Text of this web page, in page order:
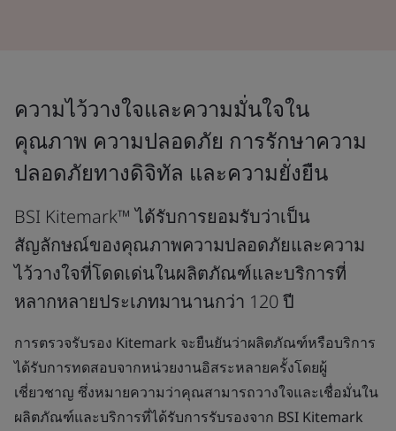
ความไว้วางใจและความมั่นใจใน
คุณภาพ ความปลอดภัย การรักษาความ
ปลอดภัยทางดิจิทัล และความยั่งยืน
BSI Kitemark™ ได้รับการยอมรับว่าเป็น
สัญลักษณ์ของคุณภาพความปลอดภัยและความ
ไว้วางใจที่โดดเด่นในผลิตภัณฑ์และบริการที่
หลากหลายประเภทมานานกว่า 120 ปี
การตรวจรับรอง Kitemark จะยืนยันว่าผลิตภัณฑ์หรือบริการ
ได้รับการทดสอบจากหน่วยงานอิสระหลายครั้งโดยผู้
เชี่ยวชาญ ซึ่งหมายความว่าคุณสามารถวางใจและเชื่อมั่นใน
ผลิตภัณฑ์และบริการที่ได้รับการรับรองจาก BSI Kitemark